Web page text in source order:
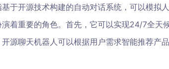
于开源技术构建的自动对话系统，可以模拟
着重要的角色。首先，它可以实现24/7全天
源聊天机器人可以根据用户需求智能推荐产